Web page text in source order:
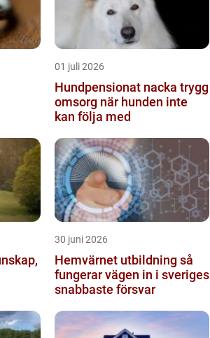
01 juli 2026
Hundpensionat nacka trygg
omsorg när hunden inte
kan följa med
30 juni 2026
Hemvärnet utbildning så
fungerar vägen in i sveriges
snabbaste försvar